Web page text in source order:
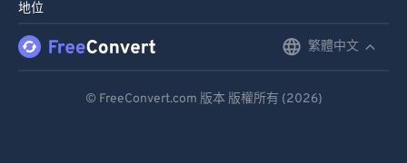
地位
繁體中文
© FreeConvert.com 版本 版權所有 (2026)